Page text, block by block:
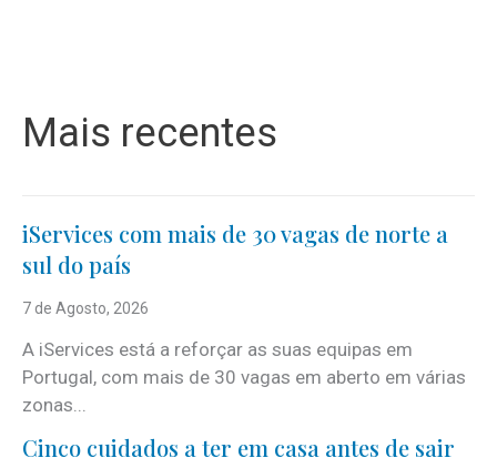
Mais recentes
iServices com mais de 30 vagas de norte a
sul do país
7 de Agosto, 2026
A iServices está a reforçar as suas equipas em
Portugal, com mais de 30 vagas em aberto em várias
zonas...
Cinco cuidados a ter em casa antes de sair